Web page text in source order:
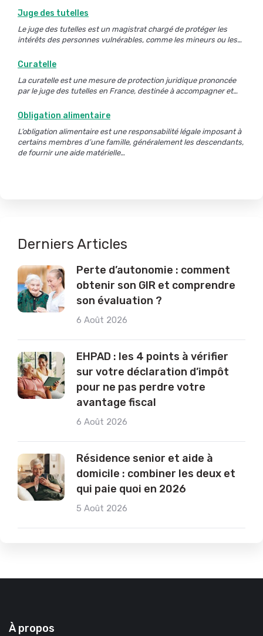
Juge des tutelles
Le juge des tutelles est un magistrat chargé de protéger les
intérêts des personnes vulnérables, comme les mineurs ou les…
Curatelle
La curatelle est une mesure de protection juridique prononcée
par le juge des tutelles en France, destinée à accompagner et…
Obligation alimentaire
L’obligation alimentaire est une responsabilité légale imposant à
certains membres d’une famille, généralement les descendants,
de fournir une aide matérielle…
Derniers Articles
Perte d’autonomie : comment
obtenir son GIR et comprendre
son évaluation ?
6 Août 2026
EHPAD : les 4 points à vérifier
sur votre déclaration d’impôt
pour ne pas perdre votre
avantage fiscal
6 Août 2026
Résidence senior et aide à
domicile : combiner les deux et
qui paie quoi en 2026
5 Août 2026
À propos